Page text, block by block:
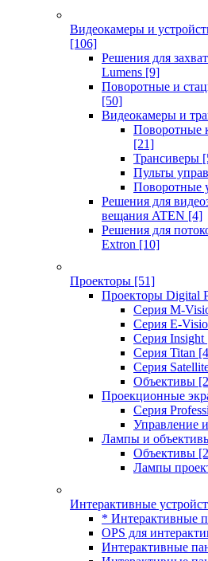
Видеокамеры и
[106]
Решения для
Lumens [9]
Поворотные и
[50]
Видеокамеры и
Поворотные
[21]
Трансиверы
Пульты
Поворотные
Решения для
вещания ATEN [4]
Решения для
Extron [10]
Проекторы [51]
Проекторы Digital
Серия M-
Серия E-
Серия Insight
Серия Titan
Серия
Объективы
Проекционные
Серия
Управление
Лампы и
Объективы
Лампы
Интерактивные
* Интерактивные
OPS для
Интерактивные